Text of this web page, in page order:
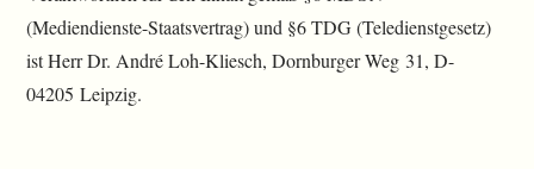
(Mediendienste-Staatsvertrag) und §6 TDG (Teledienstgesetz)
ist Herr Dr. André Loh-Kliesch, Dornburger Weg 31, D-
04205 Leipzig.